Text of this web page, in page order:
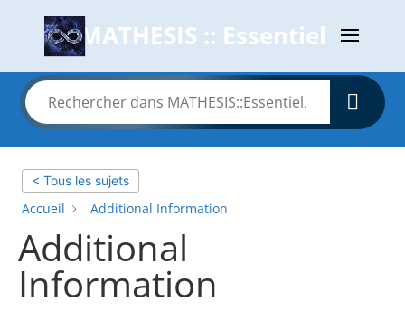
MATHESIS :: Essentiel
< Tous les sujets
Accueil Additional Information
Additional
Information